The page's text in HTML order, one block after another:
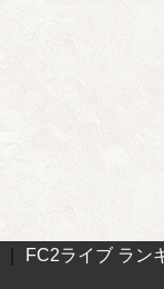
FC2ライブ ラン